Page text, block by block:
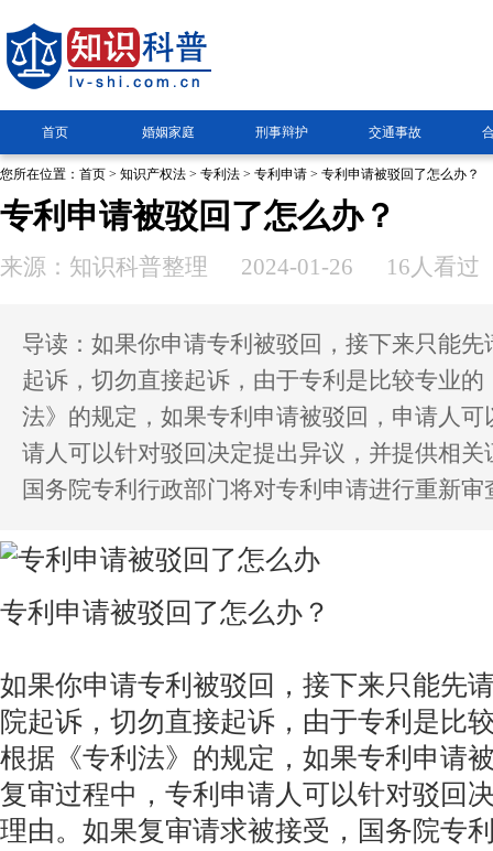
首页 婚姻家庭 刑事辩护 交通事故
您所在位置： 首页 > 知识产权法 > 专利法 > 专利申请 > 专利申请被驳回了怎么办？
专利申请被驳回了怎么办？
来源：知识科普整理 2024-01-26 16人看过
导读：如果你申请专利被驳回，接下来只能
起诉，切勿直接起诉，由于专利是比较专业
法》的规定，如果专利申请被驳回，申请人
请人可以针对驳回决定提出异议，并提供相
国务院专利行政部门将对专利申请进行重新
专利申请被驳回了怎么办？
如果你申请专利被驳回，接下来只能先
院起诉，切勿直接起诉，由于专利是比
根据《专利法》的规定，如果专利申请
复审过程中，专利申请人可以针对驳回
理由。如果复审请求被接受，国务院专